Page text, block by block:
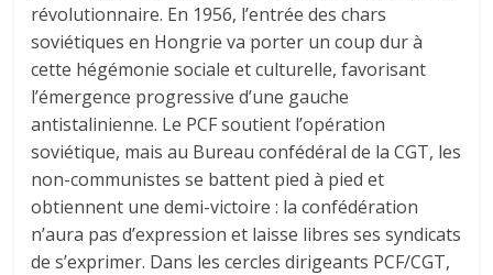
révolutionnaire. En 1956, l’entrée des chars
soviétiques en Hongrie va porter un coup dur à
cette hégémonie sociale et culturelle, favorisant
l’émergence progressive d’une gauche
antistalinienne. Le PCF soutient l’opération
soviétique, mais au Bureau confédéral de la CGT, les
non-communistes se battent pied à pied et
obtiennent une demi-victoire : la confédération
n’aura pas d’expression et laisse libres ses syndicats
de s’exprimer. Dans les cercles dirigeants PCF/CGT,